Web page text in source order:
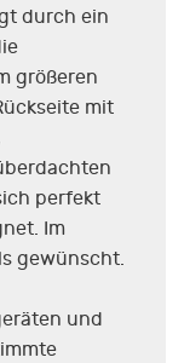
durch ein
größeren
mit
perfekt
Im
gewünscht.
und